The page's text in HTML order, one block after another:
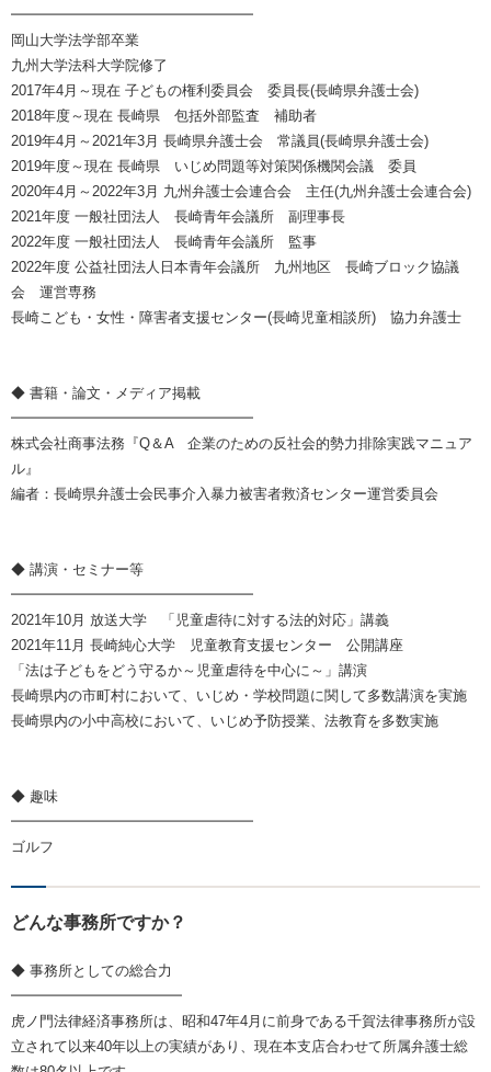
━━━━━━━━━━━━━━━━━
岡山大学法学部卒業
九州大学法科大学院修了
2017年4月～現在 子どもの権利委員会 委員長(長崎県弁護士会)
2018年度～現在 長崎県 包括外部監査 補助者
2019年4月～2021年3月 長崎県弁護士会 常議員(長崎県弁護士会)
2019年度～現在 長崎県 いじめ問題等対策関係機関会議 委員
2020年4月～2022年3月 九州弁護士会連合会 主任(九州弁護士会連合会)
2021年度 一般社団法人 長崎青年会議所 副理事長
2022年度 一般社団法人 長崎青年会議所 監事
2022年度 公益社団法人日本青年会議所 九州地区 長崎ブロック協議
会 運営専務
長崎こども・女性・障害者支援センター(長崎児童相談所) 協力弁護士
◆ 書籍・論文・メディア掲載
━━━━━━━━━━━━━━━━━
株式会社商事法務『Q＆A 企業のための反社会的勢力排除実践マニュア
ル』
編者：長崎県弁護士会民事介入暴力被害者救済センター運営委員会
◆ 講演・セミナー等
━━━━━━━━━━━━━━━━━
2021年10月 放送大学 「児童虐待に対する法的対応」講義
2021年11月 長崎純心大学 児童教育支援センター 公開講座
「法は子どもをどう守るか～児童虐待を中心に～」講演
長崎県内の市町村において、いじめ・学校問題に関して多数講演を実施
長崎県内の小中高校において、いじめ予防授業、法教育を多数実施
◆ 趣味
━━━━━━━━━━━━━━━━━
ゴルフ
どんな事務所ですか？
◆ 事務所としての総合力
━━━━━━━━━━━━
虎ノ門法律経済事務所は、昭和47年4月に前身である千賀法律事務所が設
立されて以来40年以上の実績があり、現在本支店合わせて所属弁護士総